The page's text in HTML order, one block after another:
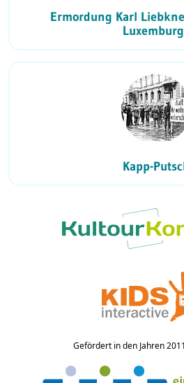
Ermordung Karl
Kapp-
Gefördert in den Jahren